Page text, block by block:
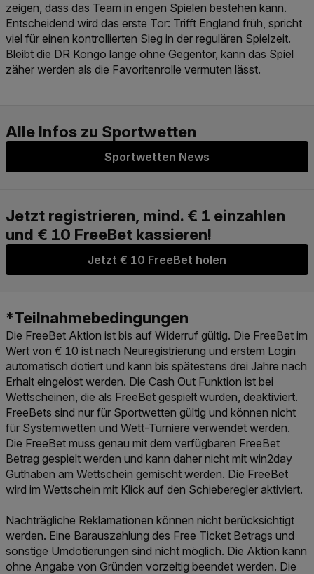
zeigen, dass das Team in engen Spielen bestehen kann.
Entscheidend wird das erste Tor: Trifft England früh, spricht
viel für einen kontrollierten Sieg in der regulären Spielzeit.
Bleibt die DR Kongo lange ohne Gegentor, kann das Spiel
zäher werden als die Favoritenrolle vermuten lässt.
Sportwetten News
Jetzt € 10 FreeBet holen
Die FreeBet Aktion ist bis auf Widerruf gültig. Die FreeBet im
Wert von € 10 ist nach Neuregistrierung und erstem Login
automatisch dotiert und kann bis spätestens drei Jahre nach
Erhalt eingelöst werden. Die Cash Out Funktion ist bei
Wettscheinen, die als FreeBet gespielt wurden, deaktiviert.
FreeBets sind nur für Sportwetten gültig und können nicht
für Systemwetten und Wett-Turniere verwendet werden.
Die FreeBet muss genau mit dem verfügbaren FreeBet
Betrag gespielt werden und kann daher nicht mit win2day
Guthaben am Wettschein gemischt werden. Die FreeBet
wird im Wettschein mit Klick auf den Schieberegler aktiviert.
Nachträgliche Reklamationen können nicht berücksichtigt
werden. Eine Barauszahlung des Free Ticket Betrags und
sonstige Umdotierungen sind nicht möglich. Die Aktion kann
ohne Angabe von Gründen vorzeitig beendet werden. Die